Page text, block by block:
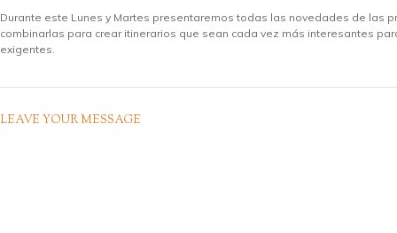
Durante este Lunes y Martes presentaremos todas las novedades de las
combinarlas para crear itinerarios que sean cada vez más interesantes
exigentes.
LEAVE YOUR MESSAGE